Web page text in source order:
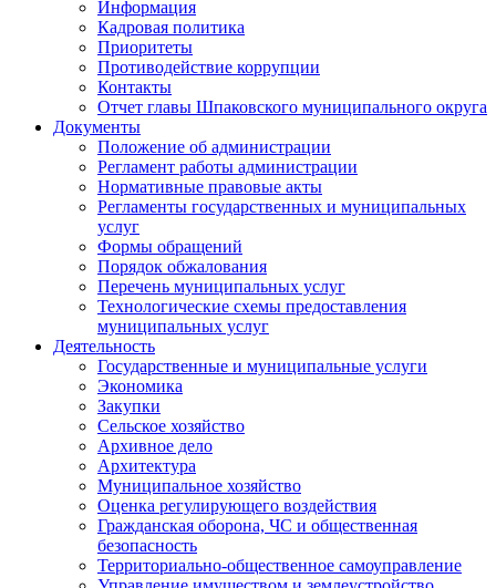
Информация
Кадровая политика
Приоритеты
Противодействие коррупции
Контакты
Отчет главы Шпаковского муниципального округа
Документы
Положение об администрации
Регламент работы администрации
Нормативные правовые акты
Регламенты государственных и муниципальных
услуг
Формы обращений
Порядок обжалования
Перечень муниципальных услуг
Технологические схемы предоставления
муниципальных услуг
Деятельность
Государственные и муниципальные услуги
Экономика
Закупки
Сельское хозяйство
Архивное дело
Архитектура
Муниципальное хозяйство
Оценка регулирующего воздействия
Гражданская оборона, ЧС и общественная
безопасность
Территориально-общественное самоуправление